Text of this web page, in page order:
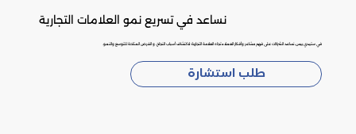
نساعد في تسريع نمو العلامات التجارية
في ستيدي بيس، نساعد الشركات على فهم مشاعر وأفكار العملاء تجاه العلامة التجارية؛ لاكتشاف أسباب النجاح، و الفرص المتاحة للتوسع والنمو.
طلب استشارة